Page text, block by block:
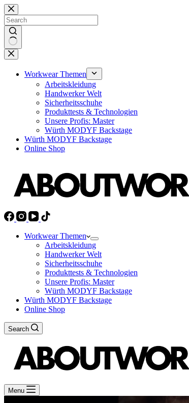
Skip
to
content
No
results
Workwear Themen
Arbeitskleidung
Handwerker Welt
Sicherheitsschuhe
Produkttests & Technologien
Unsere Profis: Master
Würth MODYF Backstage
Würth MODYF Backstage
Online Shop
Workwear Themen
Arbeitskleidung
Handwerker Welt
Sicherheitsschuhe
Produkttests & Technologien
Unsere Profis: Master
Würth MODYF Backstage
Würth MODYF Backstage
Online Shop
Search
Menu